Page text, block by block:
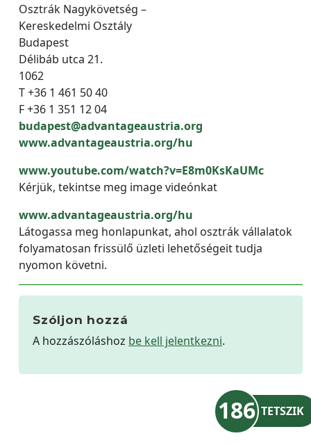
Osztrák Nagykövetség –
Kereskedelmi Osztály
Budapest
Délibáb utca 21.
1062
T +36 1 461 50 40
F +36 1 351 12 04
budapest@advantageaustria.org
www.advantageaustria.org/hu
www.youtube.com/watch?v=E8m0KsKaUMc
Kérjük, tekintse meg image videónkat
www.advantageaustria.org/hu
Látogassa meg honlapunkat, ahol osztrák vállalatok
folyamatosan frissülő üzleti lehetőségeit tudja
nyomon követni.
Szóljon hozzá
A hozzászóláshoz be kell jelentkezni.
186 TETSZIK